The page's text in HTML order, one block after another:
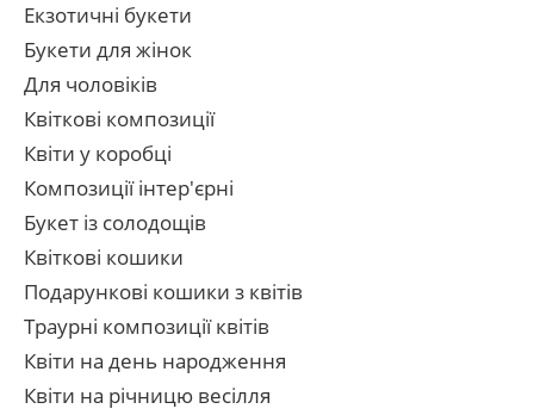
Екзотичні букети
Букети для жінок
Для чоловіків
Квіткові композиції
Квіти у коробці
Композиції інтер'єрні
Букет із солодощів
Квіткові кошики
Подарункові кошики з квітів
Траурні композиції квітів
Квіти на день народження
Квіти на річницю весілля